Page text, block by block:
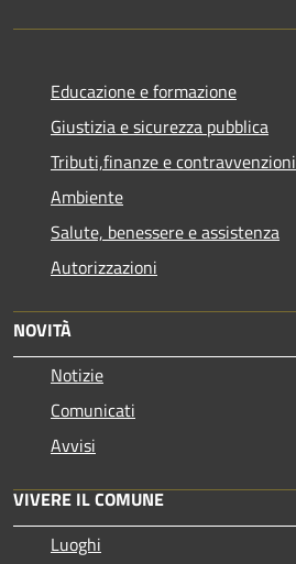
Educazione e formazione
Giustizia e sicurezza pubblica
Tributi,finanze e contravvenzioni
Ambiente
Salute, benessere e assistenza
Autorizzazioni
NOVITÀ
Notizie
Comunicati
Avvisi
VIVERE IL COMUNE
Luoghi